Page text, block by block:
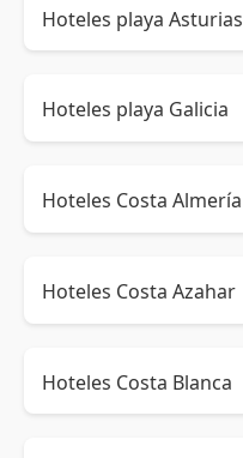
Hoteles playa Asturias
Hoteles playa Galicia
Hoteles Costa Almería
Hoteles Costa Azahar
Hoteles Costa Blanca